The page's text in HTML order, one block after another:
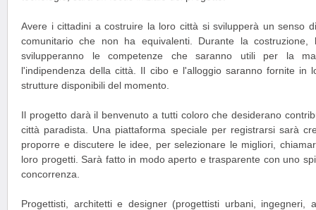
Avere i cittadini a costruire la loro città si svilupperà un senso
comunitario che non ha equivalenti. Durante la
svilupperanno le competenze che saranno utili per la
l'indipendenza della città. Il cibo e l'alloggio saranno fornite in
strutture disponibili del momento.
Il progetto darà il benvenuto a tutti coloro che desiderano
città paradista. Una piattaforma speciale per registrarsi sarà
proporre e discutere le idee, per selezionare le migliori,
loro progetti. Sarà fatto in modo aperto e trasparente con uno
concorrenza.
Progettisti, architetti e designer (progettisti urbani, ingegneri,